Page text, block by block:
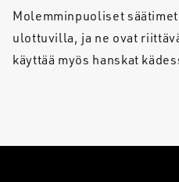
Molemminpuoliset
ulottuvilla, ja ne ovat
käyttää myös hanskat